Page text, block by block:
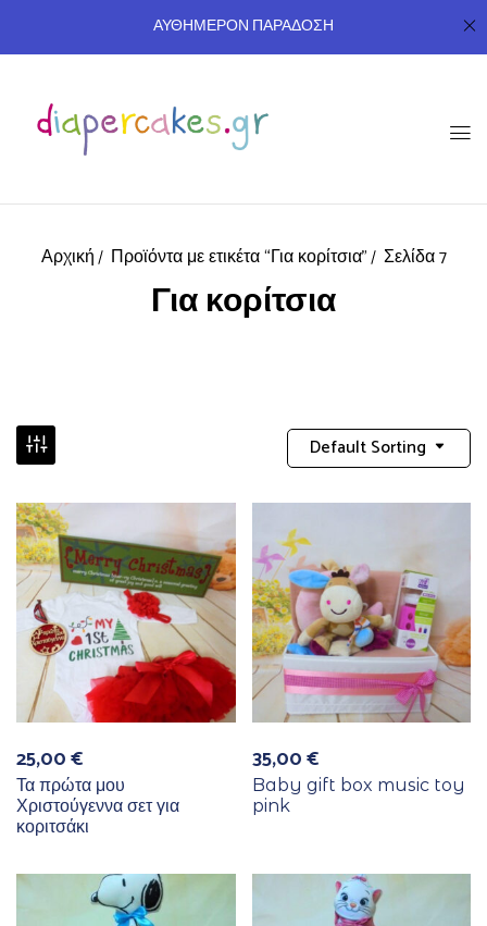
ΑΥΘΗΜΕΡΟΝ ΠΑΡΑΔΟΣΗ
Αρχική Προϊόντα με ετικέτα “Για κορίτσια” Σελίδα 7
Για κορίτσια
Default Sorting
25,00€
Τα πρώτα μου
Χριστούγεννα σετ για
κοριτσάκι
35,00€
Baby gift box music toy
pink